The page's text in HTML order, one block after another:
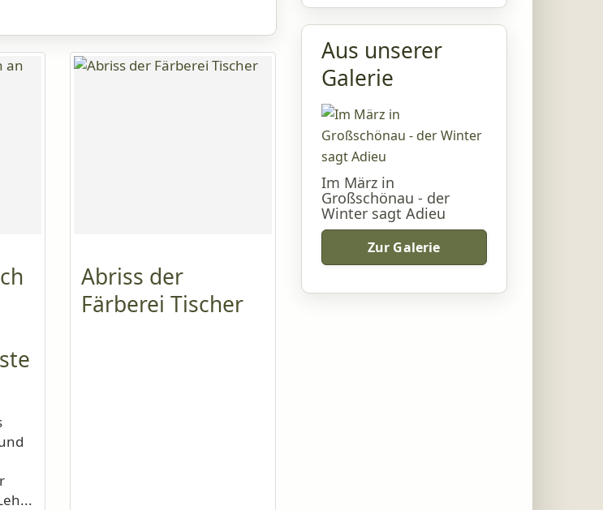
Abriss der
Färberei Tischer
Aus unserer
Galerie
Im März in
Großschönau - der
Winter sagt Adieu
Zur Galerie